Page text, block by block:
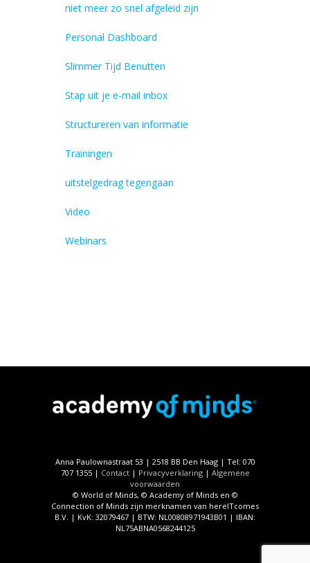
niet meer zo snel afgeleid zijn
Personal Dashboard
Slimmer Tijd Benutten
Stap uit je e-mail inbox
Structureren van informatie
Trainingen
uitstelgedrag tegengaan
Video
Webinars
Anna Paulownastraat 53 | 2518 BB Den Haag | Tel: 070
707 1355 | Contact| Privacyverklaring| Algemene
voorwaarden
© World of Minds, © Academy of Minds en ©
Connection of Minds zijn merknamen van hereITcomes
B.V. | KvK: 32079467 | BTW: NL00808971943B01 | IBAN:
NL75ABNA0568244125